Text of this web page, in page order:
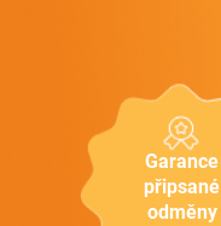
Garance
připsané
odměny